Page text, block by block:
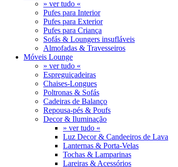
» ver tudo «
Pufes para Interior
Pufes para Exterior
Pufes para Criança
Sofás & Loungers insufláveis
Almofadas & Travesseiros
Móveis Lounge
» ver tudo «
Espreguiçadeiras
Chaises-Longues
Poltronas & Sofás
Cadeiras de Balanço
Repousa-pés & Poufs
Decor & Iluminação
» ver tudo «
Luz Decor & Candeeiros de Lava
Lanternas & Porta-Velas
Tochas & Lamparinas
Lareiras & Acessórios